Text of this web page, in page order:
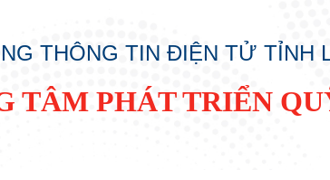
THÔNG TIN ĐIỆN TỬ TỈNH
TÂM PHÁT TRIỂN